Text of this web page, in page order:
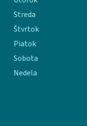
Streda
Štvrtok
Piatok
Sobota
Nedela